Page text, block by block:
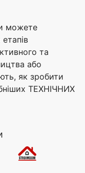
можете
та
або
як зробити
ТЕХНІЧНИХ